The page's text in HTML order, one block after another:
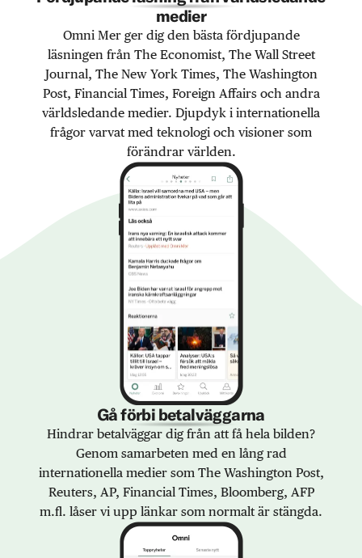
medier
Omni Mer ger dig den bästa fördjupande
läsningen från The Economist, The Wall Street
Journal, The New York Times, The Washington
Post, Financial Times, Foreign Affairs och andra
världsledande medier. Djupdyk i internationella
frågor varvat med teknologi och visioner som
förändrar världen.
Gå förbi betalväggarna
Hindrar betalväggar dig från att få hela bilden?
Genom samarbeten med en lång rad
internationella medier som The Washington Post,
Reuters, AP, Financial Times, Bloomberg, AFP
m.fl. låser vi upp länkar som normalt är stängda.